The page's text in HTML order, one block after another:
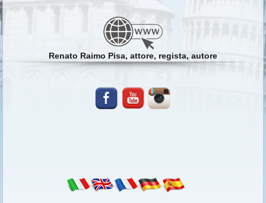
Renato Raimo Pisa, attore, regista, autore